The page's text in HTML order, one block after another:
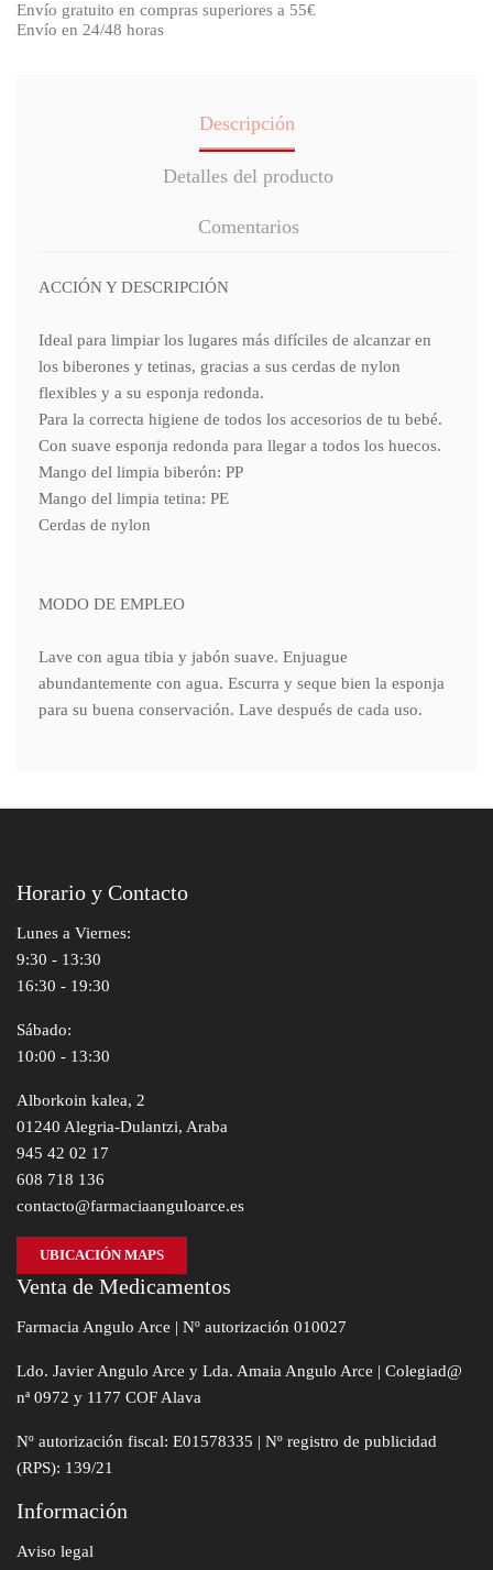
Envío gratuito en compras superiores a 55€
Envío en 24/48 horas
Descripción
Detalles del producto
Comentarios
ACCIÓN Y DESCRIPCIÓN
Ideal para limpiar los lugares más difíciles de alcanzar en
los biberones y tetinas, gracias a sus cerdas de nylon
flexibles y a su esponja redonda.
Para la correcta higiene de todos los accesorios de tu bebé.
Con suave esponja redonda para llegar a todos los huecos.
Mango del limpia biberón: PP
Mango del limpia tetina: PE
Cerdas de nylon
MODO DE EMPLEO
Lave con agua tibia y jabón suave. Enjuague
abundantemente con agua. Escurra y seque bien la esponja
para su buena conservación. Lave después de cada uso.
Horario y Contacto
Lunes a Viernes:
9:30 - 13:30
16:30 - 19:30
Sábado:
10:00 - 13:30
Alborkoin kalea, 2
01240 Alegria-Dulantzi, Araba
945 42 02 17
608 718 136
contacto@farmaciaanguloarce.es
UBICACIÓN MAPS
Venta de Medicamentos
Farmacia Angulo Arce | Nº autorización 010027
Ldo. Javier Angulo Arce y Lda. Amaia Angulo Arce | Colegiad@
nª 0972 y 1177 COF Alava
Nº autorización fiscal: E01578335 | Nº registro de publicidad
(RPS): 139/21
Información
Aviso legal